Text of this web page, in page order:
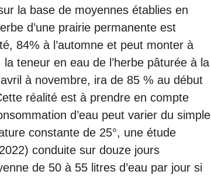
la base de moyennes établies en
d’une prairie permanente est
84% à l’automne et peut monter à
teneur en eau de l’herbe pâturée à la
à novembre, ira de 85 % au début
réalité est à prendre en compte
d’eau peut varier du simple
constante de 25°, une étude
conduite sur douze jours
de 50 à 55 litres d’eau par jour si